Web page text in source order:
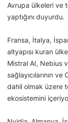
Avrupa ülkeleri ve
yaptığını duyurdu.
Fransa, İtalya,
altyapısı kuran
Mistral AI, Nebius
sağlayıcılarının
dahil olmak üzere
ekosistemini